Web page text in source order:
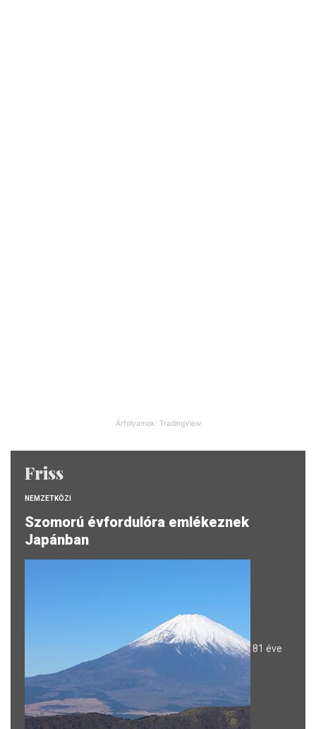
Árfolyamok: TradingView
Friss
NEMZETKÖZI
Szomorú évfordulóra emlékeznek
Japánban
81 éve